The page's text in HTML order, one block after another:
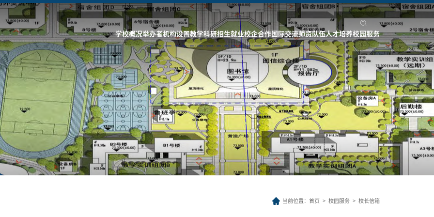
学校概况举办者机构设置教学科研招生就业校企合作国际交流师资队伍人才培养校园服务
当前位置： 首页 > 校园服务 > 校长信箱